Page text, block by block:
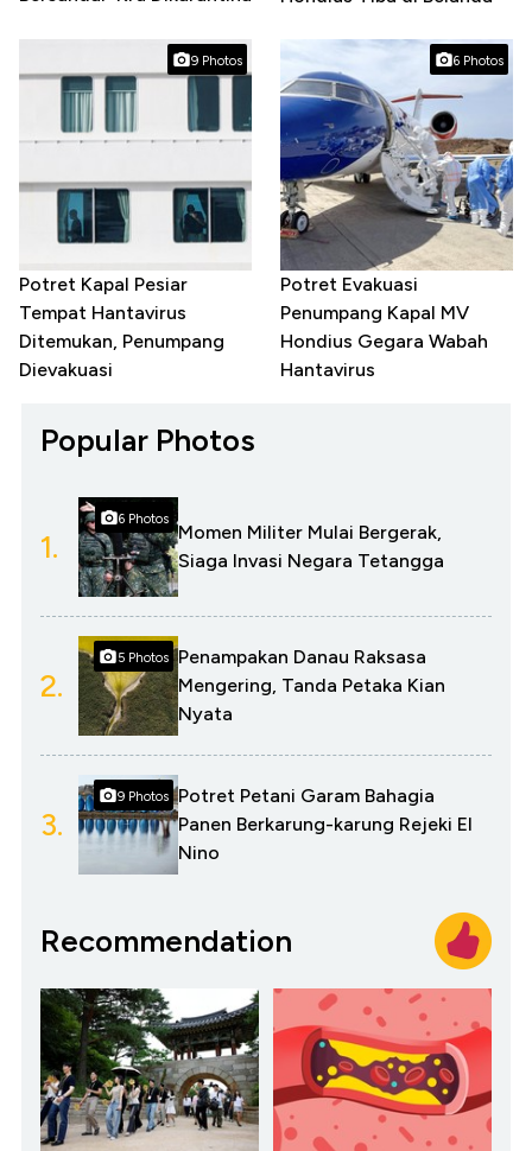
9 Photos
Potret Kapal Pesiar
Tempat Hantavirus
Ditemukan, Penumpang
Dievakuasi
6 Photos
Potret Evakuasi
Penumpang Kapal MV
Hondius Gegara Wabah
Hantavirus
Popular Photos
1.
6 Photos
Momen Militer Mulai Bergerak,
Siaga Invasi Negara Tetangga
2.
5 Photos
Penampakan Danau Raksasa
Mengering, Tanda Petaka Kian
Nyata
3.
9 Photos
Potret Petani Garam Bahagia
Panen Berkarung-karung Rejeki El
Nino
Recommendation